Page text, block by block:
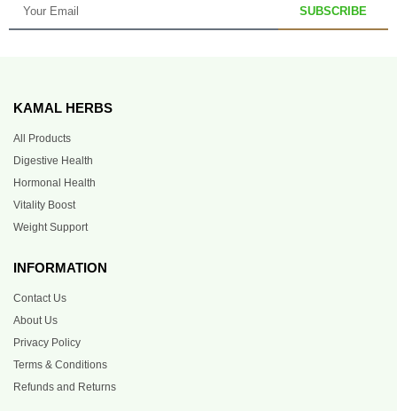
SUBSCRIBE
KAMAL HERBS
All Products
Digestive Health
Hormonal Health
Vitality Boost
Weight Support
INFORMATION
Contact Us
About Us
Privacy Policy
Terms & Conditions
Refunds and Returns